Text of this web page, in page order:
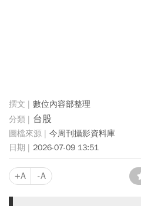
數位內容部整理
台股
今周刊攝影資料庫
2026-07-09 13:51
+A -A